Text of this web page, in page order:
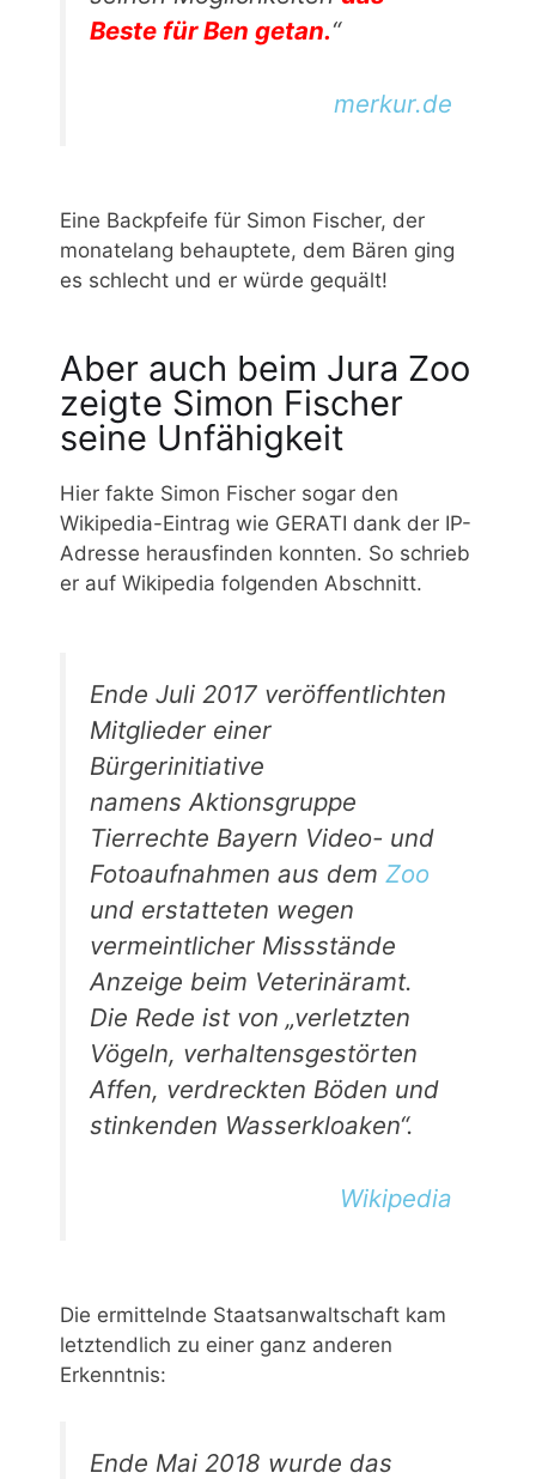
Beste für Ben getan.“
merkur.de
Eine Backpfeife für Simon Fischer, der
monatelang behauptete, dem Bären ging
es schlecht und er würde gequält!
Aber auch beim Jura Zoo
zeigte Simon Fischer
seine Unfähigkeit
Hier fakte Simon Fischer sogar den
Wikipedia-Eintrag wie GERATI dank der IP-
Adresse herausfinden konnten. So schrieb
er auf Wikipedia folgenden Abschnitt.
Ende Juli 2017 veröffentlichten
Mitglieder einer
Bürgerinitiative
namensAktionsgruppe
Tierrechte Bayern Video- und
Fotoaufnahmen aus dem Zoo
und erstatteten wegen
vermeintlicher Missstände
Anzeige beim Veterinäramt.
Die Rede ist von „verletzten
Vögeln, verhaltensgestörten
Affen, verdreckten Böden und
stinkenden Wasserkloaken“.
Wikipedia
Die ermittelnde Staatsanwaltschaft kam
letztendlich zu einer ganz anderen
Erkenntnis:
Ende Mai 2018 wurde das